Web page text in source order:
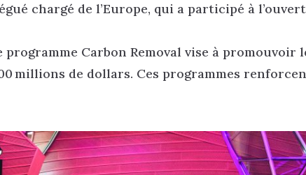
chargé de l’Europe, qui a participé à
Carbon Removal vise à promouvoir
millions de dollars. Ces programmes